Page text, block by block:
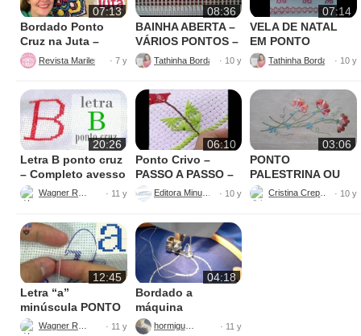
07:13
Bordado Ponto
Cruz na Juta –
Fácil de Fazer
Revista Marileny Ponto Cruz
· 7 y
08:36
BAINHA ABERTA –
VÁRIOS PONTOS –
BORDADO
Tathinha Bordados Variados
· 10 y
07:14
VELA DE NATAL
EM PONTO
VAGONITE –
BORDADO
· 10 y
20:26
Letra B ponto cruz
– Completo avesso
perfeito
Wagner Reis · 11 y
06:10
Ponto Crivo –
PASSO A PASSO –
Maria Aparecida
Editora Minuano · 10 y
03:06
PONTO
PALESTRINA OU
GRILHÃO
Cristina Crepaldi · 10 y
12:45
Letra “a”
minúscula PONTO
CRUZ – avesso
· 11 y
04:18
Bordado a
máquina
hormiguica · 11 y